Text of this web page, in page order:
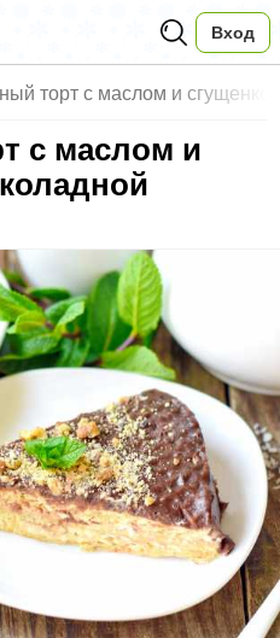
Вход
торт с маслом и
с маслом и